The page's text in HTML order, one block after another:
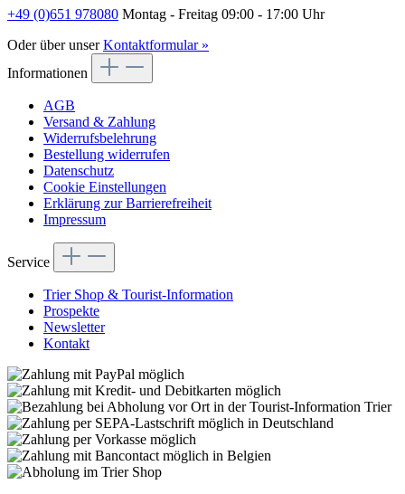
+49 (0)651 978080 Montag - Freitag 09:00 - 17:00 Uhr
Oder über unserKontaktformular »
Informationen
AGB
Versand & Zahlung
Widerrufsbelehrung
Bestellung widerrufen
Datenschutz
Cookie Einstellungen
Erklärung zur Barrierefreiheit
Impressum
Service
Trier Shop & Tourist-Information
Prospekte
Newsletter
Kontakt